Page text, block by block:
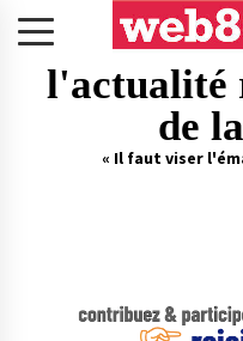
l'actualité
de
« Il faut viser